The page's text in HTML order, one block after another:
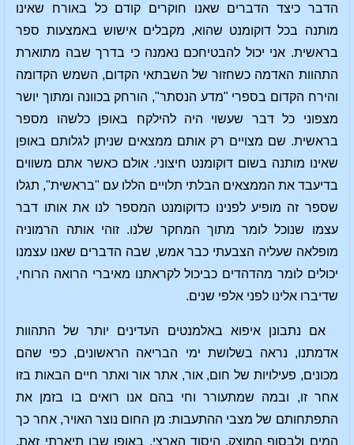
הדבר כיצד הדברים שאנו חוקרים קודם כל באורח שאינו
מותנה בכל דוקומנט שהוא, מקבלים אישוש באמצעות ספר
בראשית. אני יכול להבטיחכם נאמנה כי בדרך שבה מתוארת
התהוות האדמה כשחזור של השבתאי הקדום, השמש הקדומה
והירח הקדום בספרי "מדע הנסתר", הורחק בכוונה ומתוך יושר
מצפוני כל דבר שעשוי היה להילקח באופן כלשהו מספר
בראשית. שם מצויים רק אותם ממצאים שניתן לגלותם באופן
שאינו מותנה בשום דוקומנט חיצוני. אולם כאשר אתם משווים
בדיעבד את הממצאים הבלתי תלויים הללו עם "בראשית", תגלו
שספר זה מופיע לפנינו כדוקומנט המספר לנו את אותו דבר
עצמו שנוכל לומר מתוך המחקר שלנו. זוהי אותה הרמוניה
מופלאה שעליה הצבעתי כבר אמש, שבה הדברים שאנו עצמנו
יכולים לומר מהדהדים כביכול לקראתנו מאיברי הרואה הרוחי,
שדיברו אלינו לפני אלפי שנים.
אם נתבונן איפוא באלמנטים העדינים יותר של התהוות
אדמתנו, נראה בשלושת ימי הבריאה הראשונים, כפי שהם
מכונים, פעילויות של חום, אור, אתר אור ואתר חיים הבאות בזו
אחר זו, ובמה שמתעורר וחי בהם אנו רואים בו בזמן את
התפתחותם של מצבי ההתעבות: מן החום נוצר האויר, אחר כך
המים ולבסוף המוצק, היסוד הארצי, באופן שבו תיארתי זאת.